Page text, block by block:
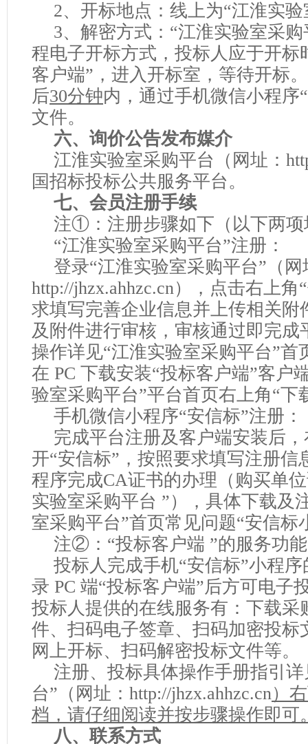
2、开标地点：线上为“江淮实验
3、解密方式：“江淮实验室采购
程电子开标方式，投标人应于开标
客户端”，进入开标室，等待开标
后30分钟内，通过手机微信小程序
文件。
六、询价公告发布媒介
江淮实验室采购平台（网址：
国招标投标公共服务平台。
七、会员注册手续
注①：注册步骤如下（以下两项
“江淮实验室采购平台”注册：
登录“江淮实验室采购平台”（网
http://jhzx.ahhzc.cn），点击右上
求填写完善企业信息并上传相关附
及附件进行审核，审核通过即完成
操作详见“江淮实验室采购平台”首
在 PC 下载安装“投标客户端”客户
验室采购平台”平台首页右上角“下
手机微信小程序“安信标”注册：
完成平台注册及客户端安装后
开“安信标”，按照要求填写注册信
程序完成CA证书的办理（购买单
实验室采购平台 ”），具体下载及
室采购平台”首页常见问题“安信标
注②：“投标客户端 ”的服务功能
投标人完成手机“安信标”小程
录 PC 端“投标客户端”后方可电子
投标人提供的在线服务有：下载采
件、扫码电子签章、扫码加密投标
网上开标、扫码解密投标文件等。
注册、投标具体操作手册指引详
台”（网址： http://jhzx.ahhzc.cn）
档，请仔细阅读并按步骤操作即可
八、联系方式